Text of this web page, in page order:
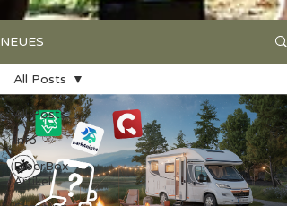
NEUES
All Posts
Info
BiberBox -
Artikel
All Posts